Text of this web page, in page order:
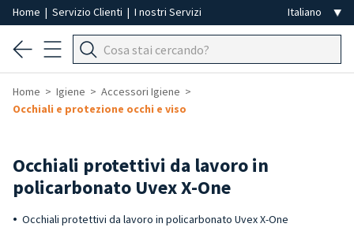
Home | Servizio Clienti | I nostri Servizi
Home Igiene
Accessori Igiene
Occhiali e protezione occhi e viso
Occhiali protettivi da lavoro in
policarbonato Uvex X-One
Occhiali protettivi da lavoro in policarbonato Uvex X-One